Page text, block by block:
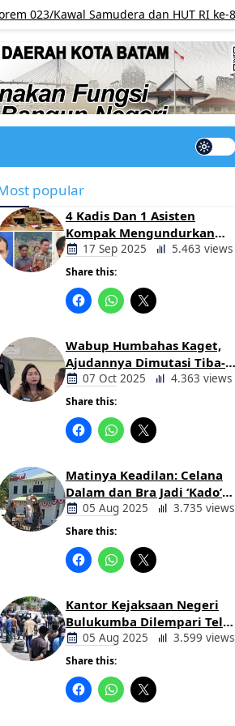
Samudera dan HUT RI ke-81
popular
4 Kadis Dan 1 Asisten
Kompak Mengundurkan
Diri, Ada Apa Pemerintahan
Oloan
17 Sep 2025 5.463 views
Share this:
Wabup Humbahas Kaget,
Ajudannya Dimutasi Tiba-
tiba Tanpa Alasan Oleh
Bupati
07 Oct 2025 4.363 views
Share this:
Matinya Keadilan: Celana
Dalam dan Bra Jadi ‘Kado’
untuk Kajari Bulukumba
05 Aug 2025 3.735 views
Share this:
Kantor Kejaksaan Negeri
Bulukumba Dilempari Telur
dan Kotoran Sapi, Keluarga
Korban Lakalantas Tuntut
Keadilan
05 Aug 2025 3.599 views
Share this: